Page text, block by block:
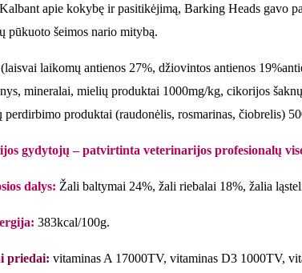
apie kokybę ir pasitikėjimą, Barking Heads gavo
pūkuoto šeimos nario mitybą.
laikomų antienos 27%, džiovintos antienos
mineralai, mielių produktai 1000mg/kg, cikorijos
produktai (raudonėlis, rosmarinas, čiobrelis)
gydytojų – patvirtinta veterinarijos profesionalų
dalys: Žali baltymai 24%, žali riebalai 18%, žalia
383kcal/100g.
priedai: vitaminas A 17000TV, vitaminas D3 1000TV,